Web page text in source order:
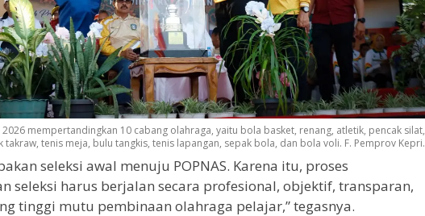
2026 mempertandingkan 10 cabang olahraga, yaitu bola basket, renang, atletik, pencak silat,
takraw, tenis meja, bulu tangkis, tenis lapangan, sepak bola, dan bola voli. F. Pemprov Kepri.
seleksi awal menuju POPNAS. Karena itu, proses
seleksi harus berjalan secara profesional, objektif, transparan,
tinggi mutu pembinaan olahraga pelajar,” tegasnya.